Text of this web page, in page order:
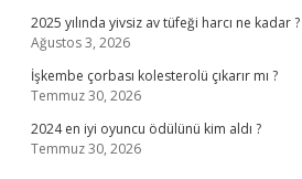
2025 yılında yivsiz av tüfeği harcı ne kadar ?
Ağustos 3, 2026
İşkembe çorbası kolesterolü çıkarır mı ?
Temmuz 30, 2026
2024 en iyi oyuncu ödülünü kim aldı ?
Temmuz 30, 2026